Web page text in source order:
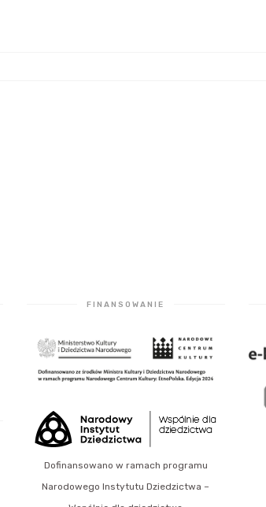
FINANSOWANIE
Dofinansowano w ramach programu
Narodowego Instytutu Dziedzictwa –